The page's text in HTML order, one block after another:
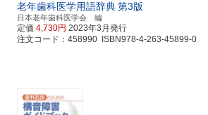
老年歯科医学用語辞典第3版
日本老年歯科医学会 編
定価4,730円 2023年3月発行
注文コード：458990 ISBN978-4-263-45899-0